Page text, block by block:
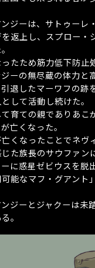
ジーは、サトゥーレ
返上し、スプロー・
たため筋力低下防止
ーの無尽蔵の体力と
退したマーワフの跡
して活動し続けた。
育ての親でありあこ
亡くなった。
くなったことでネヴ
た族長のサウファン
に惑星ゼビウスを脱
能なマフ・グアント
ジーとジャクーは未
。